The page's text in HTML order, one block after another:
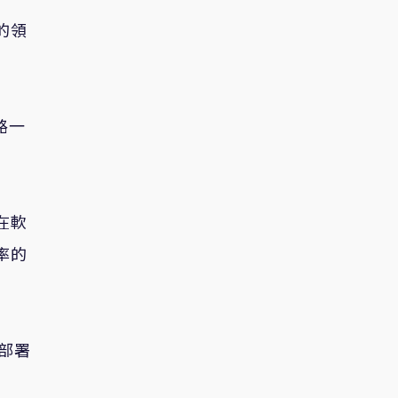
領
一
軟
的
署